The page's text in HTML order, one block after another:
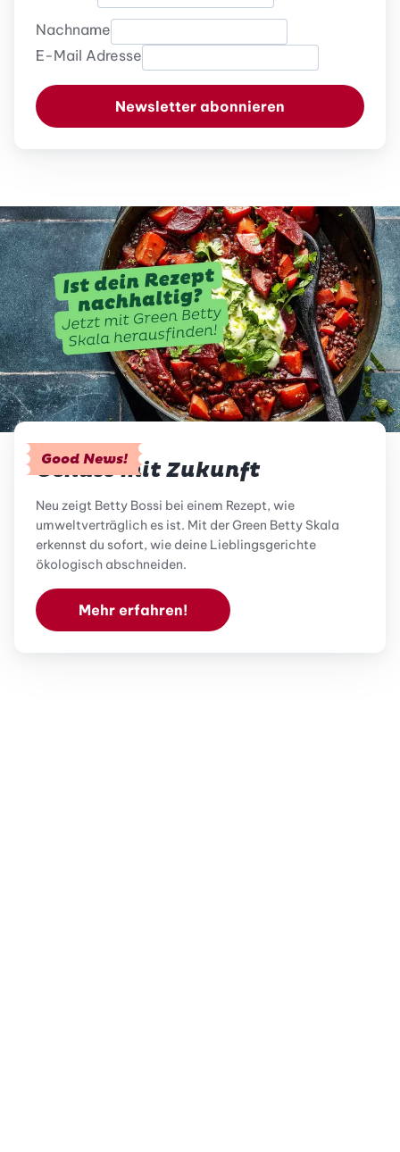
Nachname
E-Mail Adresse
Newsletter abonnieren
Good News!
Genuss mit Zukunft
Neu zeigt Betty Bossi bei einem Rezept, wie
umweltverträglich es ist. Mit der Green Betty Skala
erkennst du sofort, wie deine Lieblingsgerichte
ökologisch abschneiden.
Mehr erfahren!